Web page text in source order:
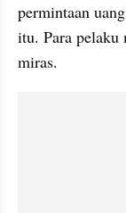
permintaan
itu. Para pelaku
miras.